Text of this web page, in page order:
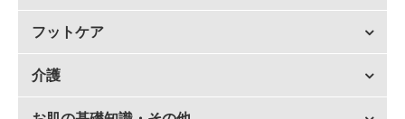
フットケア
介護